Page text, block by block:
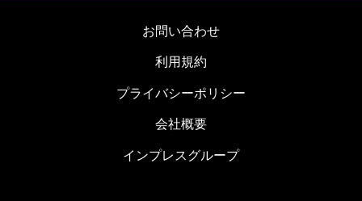
お問い合わせ
利用規約
プライバシーポリシー
会社概要
インプレスグループ